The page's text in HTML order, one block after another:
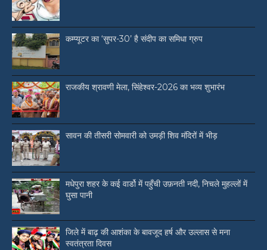
कम्प्यूटर का ‘सुपर-30’ है संदीप का समिधा ग्रुप
राजकीय श्रावणी मेला, सिंहेश्वर-2026 का भव्य शुभारंभ
सावन की तीसरी सोमवारी को उमड़ी शिव मंदिरों में भीड़
मधेपुरा शहर के कई वार्डो में पहुँची उफ़नती नदी, निचले मुहल्लों में
घुसा पानी
जिले में बाढ़ की आशंका के बावजूद हर्ष और उल्लास से मना
स्वतंत्रता दिवस